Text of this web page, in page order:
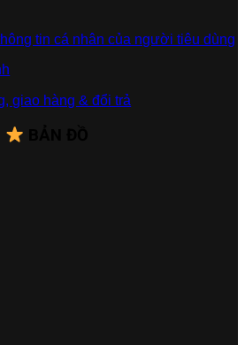
tin cá nhân của người tiêu dùng
giao hàng & đổi trả